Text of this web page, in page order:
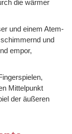
die wärmer
und einem Atem-
und
empor,
Mittelpunkt
der äußeren